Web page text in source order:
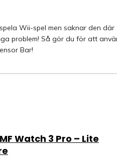
Wii-spel men saknar den där
problem! Så gör du för att
Bar!
Watch 3 Pro – Lite